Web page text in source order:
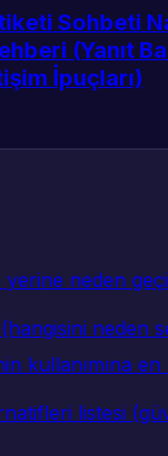
Sohbeti
(Yanıt
İpuçları)
yerine neden
neden
kullanımına
listesi